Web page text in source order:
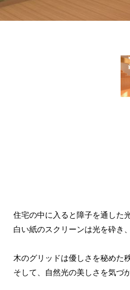
住宅の中に入ると障子を通した
白い紙のスクリーンは光を砕き
木のグリッドは優しさを秘めた
そして、自然光の美しさを気づ